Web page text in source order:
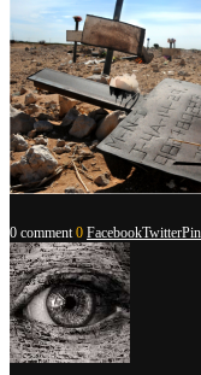
0 comment 0 FacebookTwitter